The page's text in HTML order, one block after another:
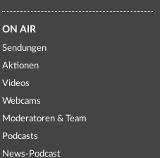
ON AIR
Sendungen
Aktionen
Videos
Webcams
Moderatoren & Team
Podcasts
News-Podcast